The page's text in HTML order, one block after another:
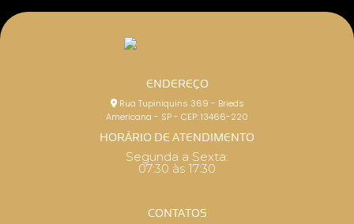
ENDEREÇO
Rua Tupiniquins 369 - Brieds
Americana - SP - CEP: 13466-220
HORÁRIO DE ATENDIMENTO
Segunda a Sexta:
07:30 às 17:30
CONTATOS